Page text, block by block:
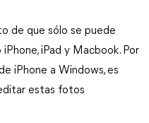
de que sólo se puede
iPad y Macbook. Por
iPhone a Windows, es
estas fotos